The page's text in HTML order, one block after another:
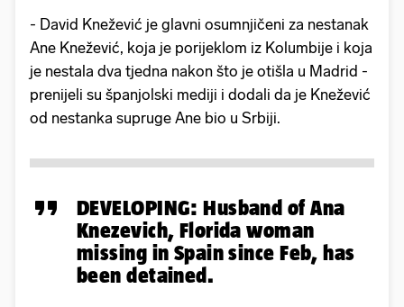
- David Knežević je glavni osumnjičeni za nestanak
Ane Knežević, koja je porijeklom iz Kolumbije i koja
je nestala dva tjedna nakon što je otišla u Madrid -
prenijeli su španjolski mediji i dodali da je Knežević
od nestanka supruge Ane bio u Srbiji.
DEVELOPING: Husband of Ana
Knezevich, Florida woman
missing in Spain since Feb, has
been detained.